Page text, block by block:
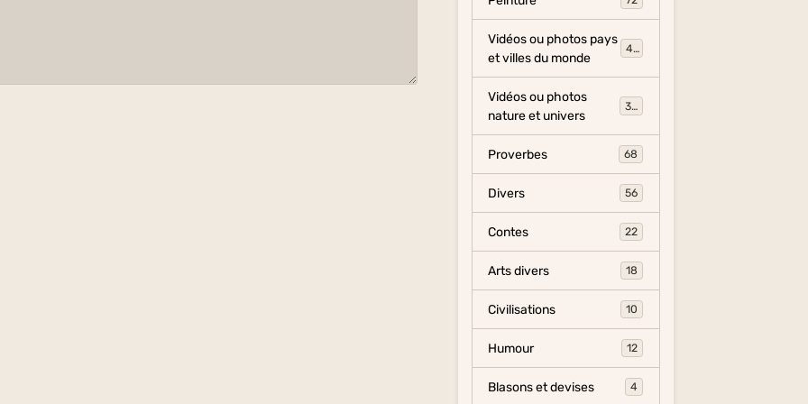
Vidéos ou photos pays
et villes du monde
454
Vidéos ou photos
nature et univers
325
Proverbes 68
Divers 56
Contes 22
Arts divers 18
Civilisations 10
Humour 12
Blasons et devises 4